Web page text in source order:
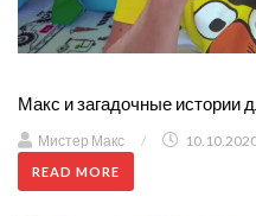
Макс и загадочные истории
Мистер Макс /
READ MORE